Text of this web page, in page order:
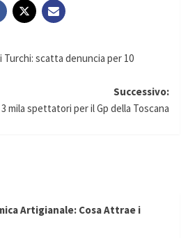
Turchi: scatta denuncia per 10
Successivo:
mila spettatori per il Gp della Toscana
Artigianale: Cosa Attrae i